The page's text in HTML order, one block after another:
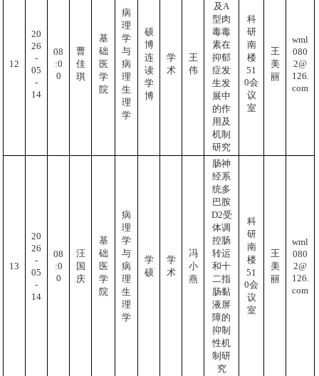
12
20
26
-
05
-
14
08
:0
0
曹
佳
琪
基
础
医
学
院
病
理
学
与
病
理
生
理
学
硕
博
连
读
学
博
学
术
王
伟
及A
型肉
毒毒
素在
抑郁
症发
生发
展中
的作
用及
机制
研究
科
研
南
楼
51
0会
议
室
王
美
丽
wml
080
2@
126.
com
13
20
26
-
05
-
14
08
:0
0
汪
国
庆
基
础
医
学
院
病
理
学
与
病
理
生
理
学
学
硕
学
术
冯
小
燕
肠神
经系
统多
巴胺
D2受
体调
控肠
转运
和十
二指
肠黏
液屏
障的
抑制
性机
制研
究
科
研
南
楼
51
0会
议
室
王
美
丽
wml
080
2@
126.
com